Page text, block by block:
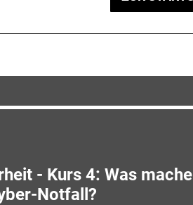
- Kurs 4: Was mache
Notfall?